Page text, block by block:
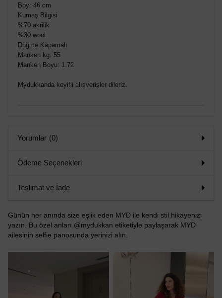
Boy: 46 cm
Kumaş Bilgisi
%70 akrilik
%30 wool
Düğme Kapamalı
Manken kg: 55
Manken Boyu: 1.72
Mydukkanda keyifli alışverişler dileriz.
Yorumlar (0)
Ödeme Seçenekleri
Teslimat ve İade
Günün her anında size eşlik eden MYD ile kendi stil hikayenizi
yazın. Bu özel anları @mydukkan etiketiyle paylaşarak MYD
ailesinin selfie panosunda yerinizi alın.